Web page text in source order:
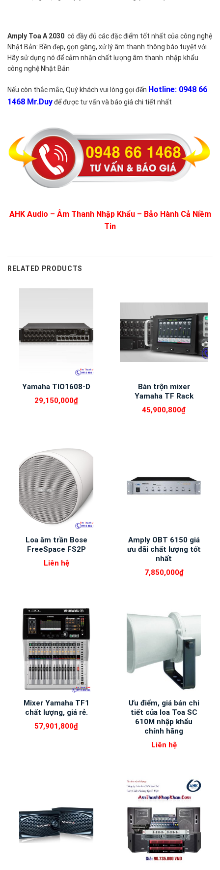
Amply Toa A 2030 có đầy đủ các đặc điểm tốt nhất của công nghệ
Nhật Bản: Bền đẹp, gọn gàng, xử lý âm thanh thông báo tuyệt với .
Hãy sử dụng nó để cảm nhận chất lượng âm thanh nhập khẩu
công nghệ Nhật Bản
Nếu còn thắc mắc, Quý khách vui lòng gọi đến Hotline: 0948 66
1468 Mr.Duyđể được tư vấn và báo giá chi tiết nhất
AHK Audio – Âm Thanh Nhập Khẩu – Bảo Hành Cả Niềm
Tin
RELATED PRODUCTS
Yamaha TIO1608-D
29,150,000₫
Bàn trộn mixer
Yamaha TF Rack
45,900,800₫
Loa âm trần Bose
FreeSpace FS2P
Liên hệ
Amply OBT 6150 giá
ưu đãi chất lượng tốt
nhất
7,850,000₫
Mixer Yamaha TF1
chất lượng, giá rẻ.
57,901,800₫
Ưu điểm, giá bán chi
tiết của loa Toa SC
610M nhập khẩu
chính hãng
Liên hệ